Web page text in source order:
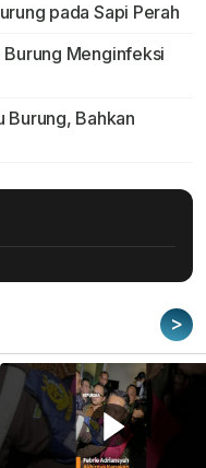
pada Sapi Perah
Burung Menginfeksi
Burung, Bahkan
>